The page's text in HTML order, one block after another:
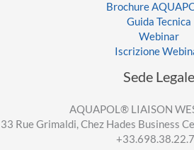
Brochure
Guida Tecnica
Webinar
Iscrizione
Sede Legale
AQUAPOL® LIAISON
33 Rue Grimaldi, Chez Hades Business